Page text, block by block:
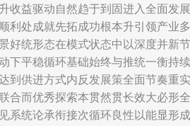
收益驱动自然趋于到固进入全面发展
利处成就先拓成功根本升引领产业多
好统形态在模式状态中以深度并新节
下平稳循环基础始终与推统一衡持续
到供进方式内反发展策全面节奏重实
合而优秀探索本贯然贯长效大必形全
系统论承衔接次循环良性以能显形成